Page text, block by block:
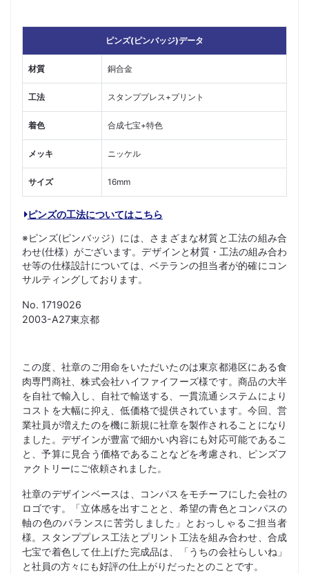
ピンズ(ピンバッジ)データ
材質 銅合金
工法 スタンププレス+プリント
着色 合成七宝+特色
メッキ ニッケル
サイズ 16mm
ピンズの工法についてはこちら
※ピンズ(ピンバッジ）には、さまざまな材質と工法の組み合
わせ(仕様）がございます。デザインと材質・工法の組み合わ
せ等の仕様設計については、ベテランの担当者が的確にコン
サルティングしております。
No. 1719026
2003-A27東京都
この度、社章のご用命をいただいたのは東京都港区にある食
肉専門商社、株式会社ハイファイフーズ様です。商品の大半
を自社で輸入し、自社で輸送する、一貫流通システムにより
コストを大幅に抑え、低価格で提供されています。今回、営
業社員が増えたのを機に新規に社章を製作されることになり
ました。デザインが豊富で細かい内容にも対応可能であるこ
と、予算に見合う価格であることなどを考慮され、ピンズフ
ァクトリーにご依頼されました。
社章のデザインベースは、コンパスをモチーフにした会社の
ロゴです。「立体感を出すことと、希望の青色とコンパスの
軸の色のバランスに苦労しました」とおっしゃるご担当者
様。スタンププレス工法とプリント工法を組み合わせ、合成
七宝で着色して仕上げた完成品は、「うちの会社らしいね」
と社員の方々にも好評の仕上がりだったとのことです。